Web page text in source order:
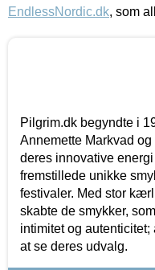
EndlessNordic.dk, som
Pilgrim.dk begyndte i
Annemette Markvad
deres innovative
fremstillede unikke
festivaler. Med stor
skabte de smykker,
intimitet og
at se deres udvalg.